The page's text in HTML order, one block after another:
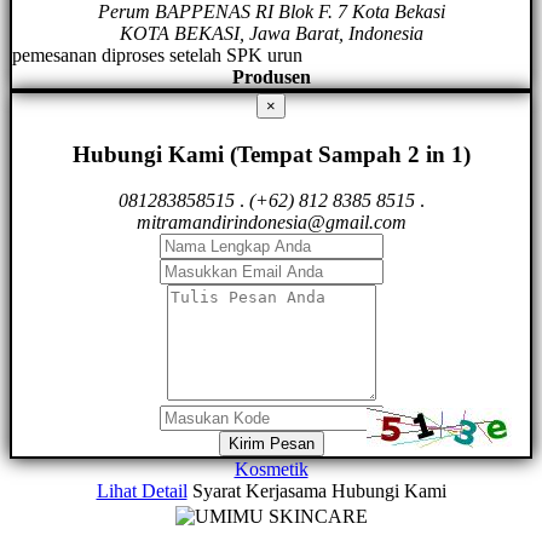
Perum BAPPENAS RI Blok F. 7 Kota Bekasi
KOTA BEKASI, Jawa Barat, Indonesia
pemesanan diproses setelah SPK urun
Produsen
×
Hubungi Kami (Tempat Sampah 2 in 1)
081283858515. (+62) 812 8385 8515.
mitramandirindonesia@gmail.com
Kirim Pesan
Kosmetik
Lihat Detail Syarat Kerjasama Hubungi Kami